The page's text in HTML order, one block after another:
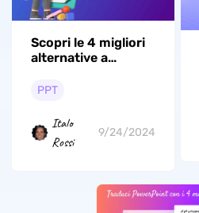
Scopri le 4 migliori
alternative a
2024
PPT
Italo
Rossi
9/24/2024